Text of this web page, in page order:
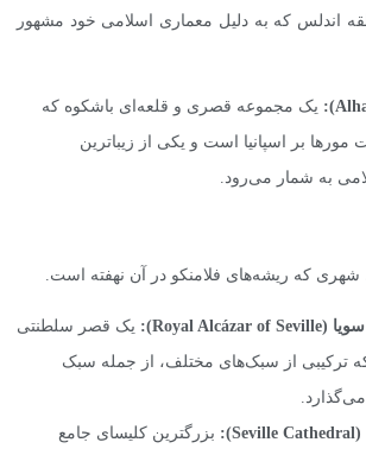
اندلس که به دلیل معماری اسلامی خود مشهور
): یک مجموعه قصری و قلعه‌ای باشکوه که
بر اسپانیا است و یکی از زیباترین
به شمار می‌رود.
شهری که ریشه‌های فلامنکو در آن نهفته است.
(
Royal Alcázar of Seville
): یک قصر سلطنتی
که ترکیبی از سبک‌های مختلف، از جمله سبک
(
Seville Cathedral
): بزرگترین کلیسای جامع